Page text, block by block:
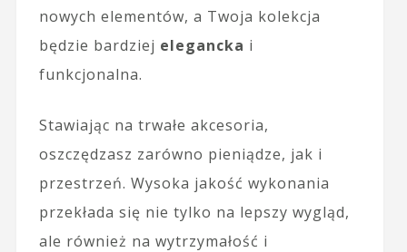
nowych elementów, a Twoja kolekcja
będzie bardziej elegancka i
funkcjonalna.
Stawiając na trwałe akcesoria,
oszczędzasz zarówno pieniądze, jak i
przestrzeń. Wysoka jakość wykonania
przekłada się nie tylko na lepszy wygląd,
ale również na wytrzymałość i